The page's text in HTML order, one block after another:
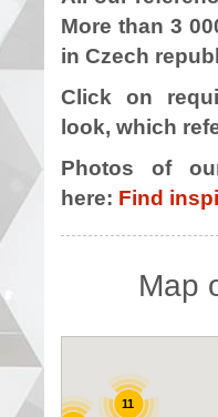
More than 3
in Czech
Click on
look, which
Photos of
here: Find
Map
11